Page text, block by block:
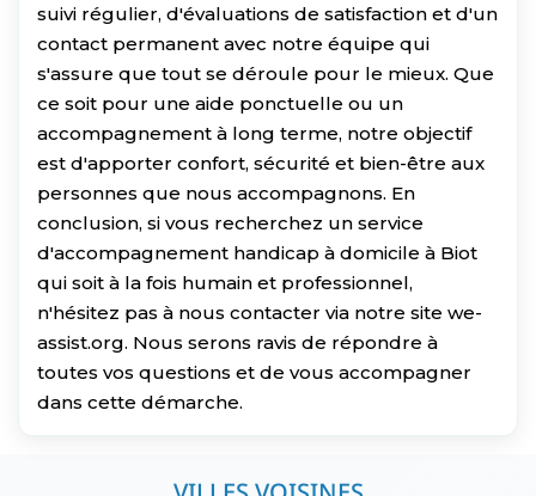
suivi régulier, d'évaluations de satisfaction et d'un
contact permanent avec notre équipe qui
s'assure que tout se déroule pour le mieux. Que
ce soit pour une aide ponctuelle ou un
accompagnement à long terme, notre objectif
est d'apporter confort, sécurité et bien-être aux
personnes que nous accompagnons. En
conclusion, si vous recherchez un service
d'accompagnement handicap à domicile à Biot
qui soit à la fois humain et professionnel,
n'hésitez pas à nous contacter via notre site we-
assist.org. Nous serons ravis de répondre à
toutes vos questions et de vous accompagner
dans cette démarche.